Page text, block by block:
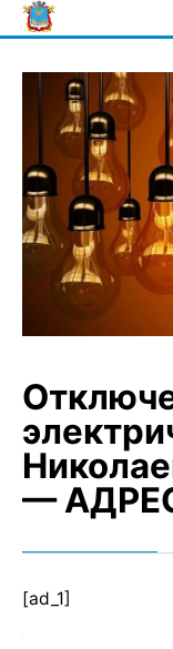
Skip
to
—
[ad_1]